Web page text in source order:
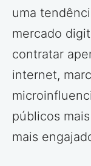
uma
mercado
contratar
internet,
públicos
mais